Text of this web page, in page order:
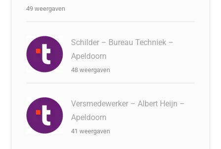
49 weergaven
Schilder – Bureau Techniek –
Apeldoorn
48 weergaven
Versmedewerker – Albert Heijn –
Apeldoorn
41 weergaven